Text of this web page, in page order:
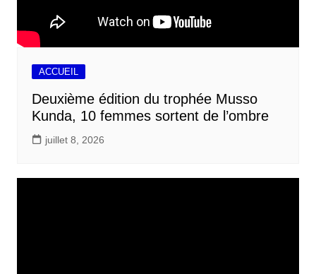
ACCUEIL
Deuxième édition du trophée Musso
Kunda, 10 femmes sortent de l’ombre
juillet 8, 2026